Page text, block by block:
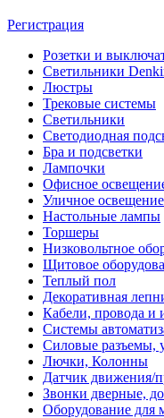
Регистрация
Розетки и
Светильники
Люстры
Трековые системы
Светильники
Светодиодная
Бра и подсветки
Лампочки
Офисное
Уличное освещение
Настольные лампы
Торшеры
Низковольтное
Щитовое
Теплый пол
Декоративная
Кабели, провода и
Системы
Силовые разъемы,
Лючки, Колонны
Датчик движения/
Звонки дверные,
Оборудование для